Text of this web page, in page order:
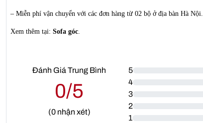
– Miễn phí vận chuyển với các đơn hàng từ 02 bộ ở địa bàn Hà Nội.
Xem thêm tại: Sofa góc.
Đánh Giá Trung Bình
0/5
(0nhận xét)
5
4
3
2
1